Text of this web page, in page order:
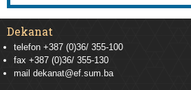
Dekanat
telefon +387 (0)36/ 355-100
fax +387 (0)36/ 355-130
mail dekanat@ef.sum.ba